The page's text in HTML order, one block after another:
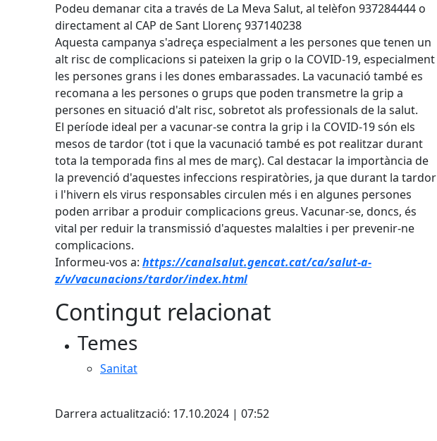
Podeu demanar cita a través de La Meva Salut, al telèfon 937284444 o
directament al CAP de Sant Llorenç 937140238
Aquesta campanya s'adreça especialment a les persones que tenen un
alt risc de complicacions si pateixen la grip o la COVID-19, especialment
les persones grans i les dones embarassades. La vacunació també es
recomana a les persones o grups que poden transmetre la grip a
persones en situació d'alt risc, sobretot als professionals de la salut.
El període ideal per a vacunar-se contra la grip i la COVID-19 són els
mesos de tardor (tot i que la vacunació també es pot realitzar durant
tota la temporada fins al mes de març). Cal destacar la importància de
la prevenció d'aquestes infeccions respiratòries, ja que durant la tardor
i l'hivern els virus responsables circulen més i en algunes persones
poden arribar a produir complicacions greus. Vacunar-se, doncs, és
vital per reduir la transmissió d'aquestes malalties i per prevenir-ne
complicacions.
Informeu-vos a: https://canalsalut.gencat.cat/ca/salut-a-
z/v/vacunacions/tardor/index.html
Contingut relacionat
Temes
Sanitat
Darrera actualització: 17.10.2024 | 07:52